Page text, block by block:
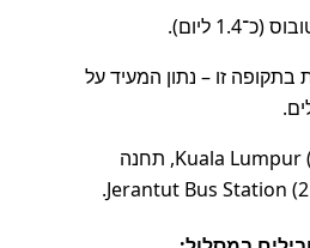
הזמנות בתקופה זו – נתון המעיד על
תחנות עיקריות: Kuala Lumpur (29%), תחנה